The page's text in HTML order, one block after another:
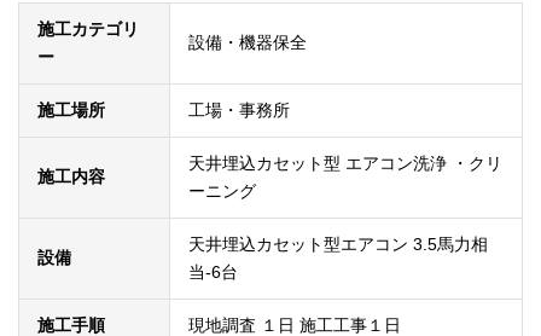
施工カテゴリ
ー
設備・機器保全
施工場所 工場・事務所
施工内容
天井埋込カセット型 エアコン洗浄 ・クリ
ーニング
設備
天井埋込カセット型エアコン 3.5馬力相
当-6台
施工手順 現地調査 １日 施工工事１日